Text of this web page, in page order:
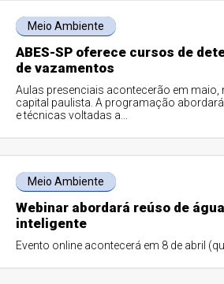
Meio Ambiente
ABES-SP oferece cursos de
de vazamentos
Aulas presenciais acontecerão em maio,
capital paulista. A programação
e técnicas voltadas a...
Meio Ambiente
Webinar abordará reúso de
inteligente
Evento online acontecerá em 8 de abril